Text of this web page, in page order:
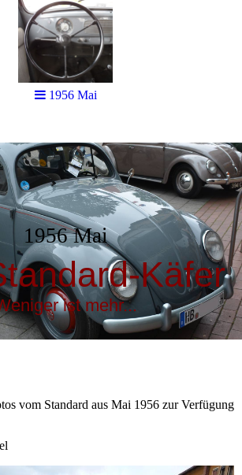
1956 Mai
Käfer
ist mehr...
vom Standard aus Mai 1956 zur Verfügung
1956 Mai